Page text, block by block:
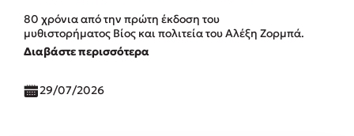
80 χρόνια από την πρώτη έκδοση του
μυθιστορήματος Βίος και πολιτεία του Αλέξη Ζορμπά.
Διαβάστε περισσότερα
29/07/2026